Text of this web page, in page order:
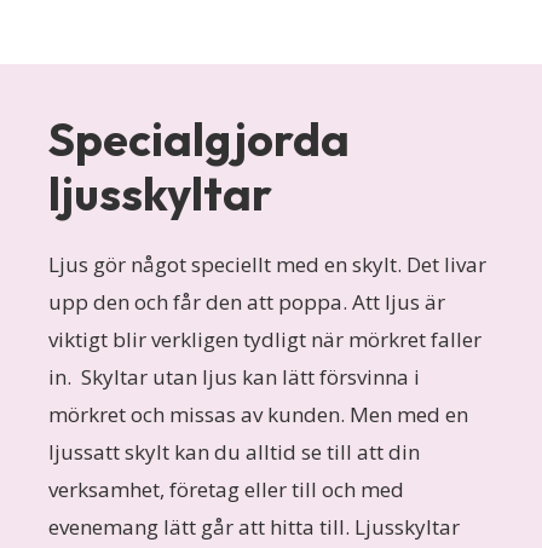
Specialgjorda
ljusskyltar
Ljus gör något speciellt med en skylt. Det livar
upp den och får den att poppa. Att ljus är
viktigt blir verkligen tydligt när mörkret faller
in. Skyltar utan ljus kan lätt försvinna i
mörkret och missas av kunden. Men med en
ljussatt skylt kan du alltid se till att din
verksamhet, företag eller till och med
evenemang lätt går att hitta till. Ljusskyltar